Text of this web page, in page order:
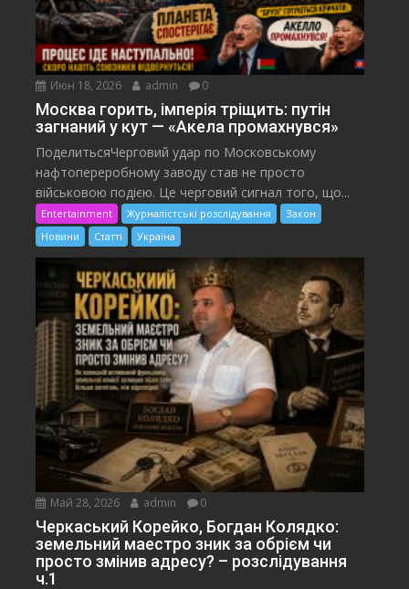
Июн 18, 2026 admin 0
Москва горить, імперія тріщить: путін
загнаний у кут — «Акела промахнувся»
ПоделитьсяЧерговий удар по Московському
нафтопереробному заводу став не просто
військовою подією. Це черговий сигнал того, що...
Entertainment Журналістські розслідування
Закон
Новини
Статті Україна
Май 28, 2026 admin 0
Черкаський Корейко, Богдан Колядко:
земельний маестро зник за обрієм чи
просто змінив адресу? – розслідування
ч.1